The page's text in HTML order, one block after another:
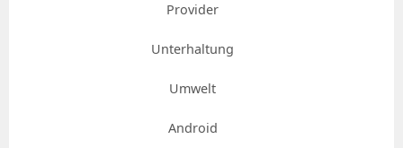
Provider
Unterhaltung
Umwelt
Android